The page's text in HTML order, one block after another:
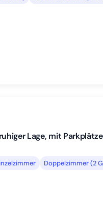
Lage, mit
Doppelzimmer (2